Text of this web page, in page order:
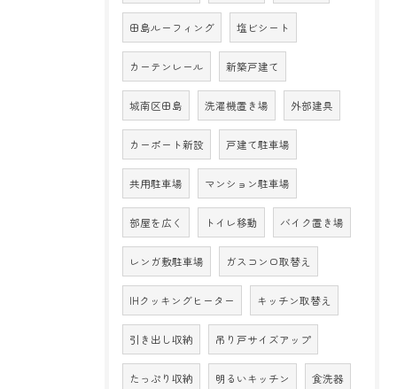
田島ルーフィング 塩ビシート
カーテンレール 新築戸建て
城南区田島 洗濯機置き場 外部建具
カーポート新設 戸建て駐車場
共用駐車場 マンション駐車場
部屋を広く トイレ移動 バイク置き場
レンガ敷駐車場 ガスコンロ取替え
IHクッキングヒーター キッチン取替え
引き出し収納 吊り戸サイズアップ
たっぷり収納 明るいキッチン 食洗器